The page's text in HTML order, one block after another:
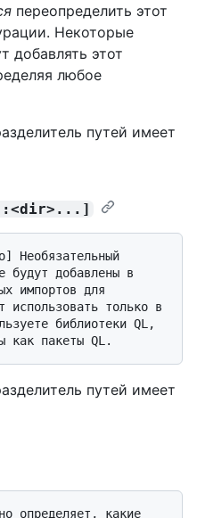
переопределить этот
Некоторые
добавлять этот
любое
путей имеет
будут добавлены в
импортов для
использовать только в
библиотеки QL,
путей имеет